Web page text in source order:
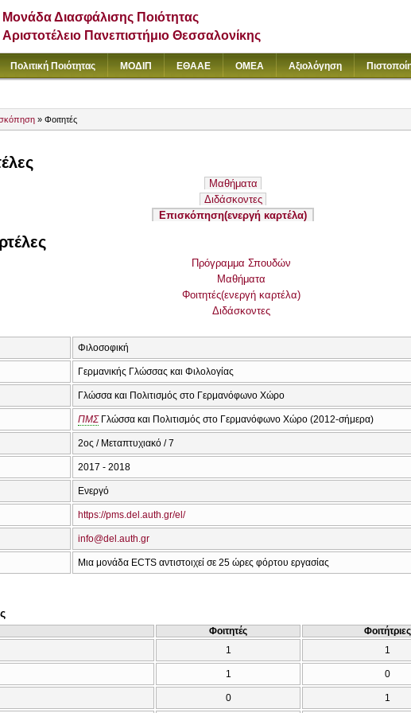
Μονάδα Διασφάλισης Ποιότητας
Αριστοτέλειο Πανεπιστήμιο Θεσσαλονίκης
Πολιτική Ποιότητας ΜΟΔΙΠ ΕΘΑΑΕ ΟΜΕΑ Αξιολόγηση
» Φοιτητές
Μαθήματα
Διδάσκοντες
Επισκόπηση(ενεργή καρτέλα)
Πρόγραμμα Σπουδών
Μαθήματα
Φοιτητές(ενεργή καρτέλα)
Διδάσκοντες
Φιλοσοφική
Γερμανικής Γλώσσας και Φιλολογίας
Γλώσσα και Πολιτισμός στο Γερμανόφωνο Χώρο
ΠΜΣΓλώσσα και Πολιτισμός στο Γερμανόφωνο Χώρο (2012-σήμερα)
2ος / Μεταπτυχιακό / 7
2017 - 2018
Ενεργό
https://pms.del.auth.gr/el/
info@del.auth.gr
Μια μονάδα ECTS αντιστοιχεί σε 25 ώρες φόρτου εργασίας
Φοιτητές Φοιτήτριες
1 1
1 0
0 1